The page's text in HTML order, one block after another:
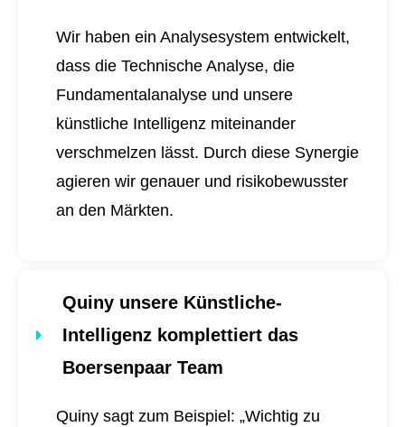
Wir haben ein Analysesystem entwickelt,
dass die Technische Analyse, die
Fundamentalanalyse und unsere
künstliche Intelligenz miteinander
verschmelzen lässt. Durch diese Synergie
agieren wir genauer und risikobewusster
an den Märkten.
Quiny unsere Künstliche-
Intelligenz komplettiert das
Boersenpaar Team
Quiny sagt zum Beispiel: „Wichtig zu